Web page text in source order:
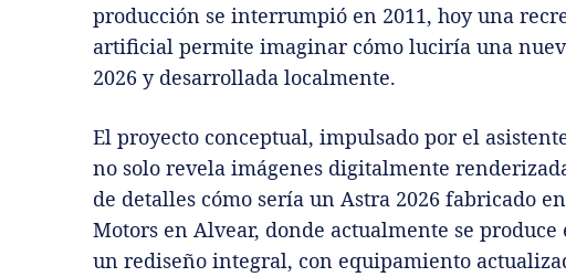
producción se interrumpió en 2011, hoy una
artificial permite imaginar cómo luciría una
2026 y desarrollada localmente.
El proyecto conceptual, impulsado por el
no solo revela imágenes digitalmente
de detalles cómo sería un Astra 2026 fabricado
Motors en Alvear, donde actualmente se
un rediseño integral, con equipamiento